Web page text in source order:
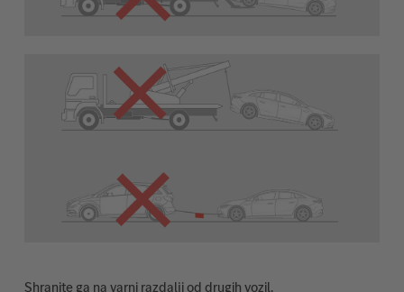
Shranite ga na varni razdalji od drugih vozil.